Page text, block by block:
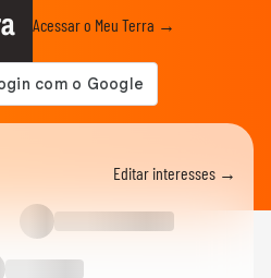
Acessar o Meu Terra →
Editar interesses →